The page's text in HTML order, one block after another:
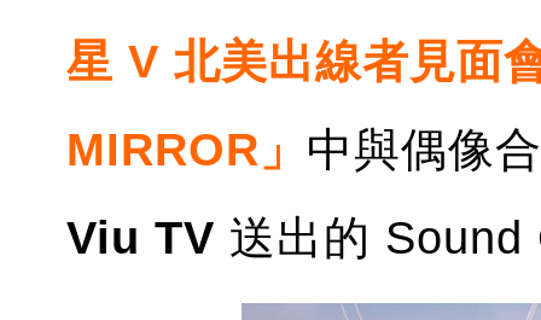
星 V 北美出線者見
MIRROR」 中與偶像
Viu TV 送出的 Sound